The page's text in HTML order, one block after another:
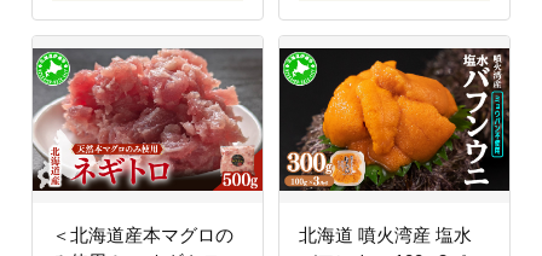
＜北海道産本マグロの
北海道 噴火湾産 塩水